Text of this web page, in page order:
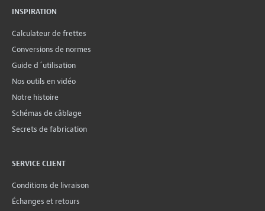
INSPIRATION
Calculateur de frettes
Conversions de normes
Guide d´utilisation
Nos outils en vidéo
Notre histoire
Schémas de câblage
Secrets de fabrication
SERVICE CLIENT
Conditions de livraison
Échanges et retours